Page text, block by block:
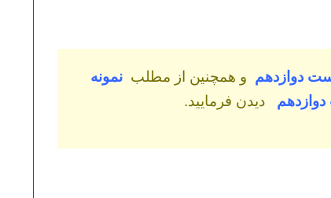
دوازدهم و همچنین از مطلب نمونه
دوازدهمدیدن فرمایید.